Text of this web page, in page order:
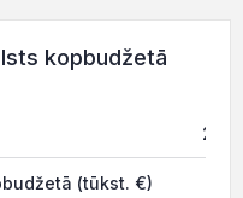
kopbudžetā
2025
(tūkst. €)